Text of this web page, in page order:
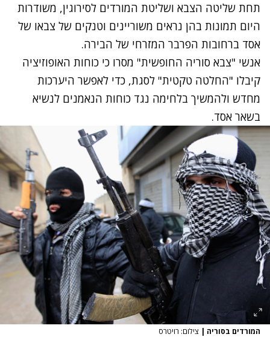
תחת שליטה הצבא ושליטת המורדים לסירוגין, משודרות
היום תמונות בהן נראים משוריינים וטנקים של צבאו של
אסד ברחובות הפרבר המזרחי של הבירה.
אנשי "צבא סוריה החופשית" מסרו כי כוחות האופוזיציה
קיבלו "החלטה טקטית" לסגת, כדי לאפשר היערכות
מחדש ולהמשיך בלחימה נגד כוחות הנאמנים לנשיא
בשאר אסד.
המורדים בסוריה | צילום: רויטרס